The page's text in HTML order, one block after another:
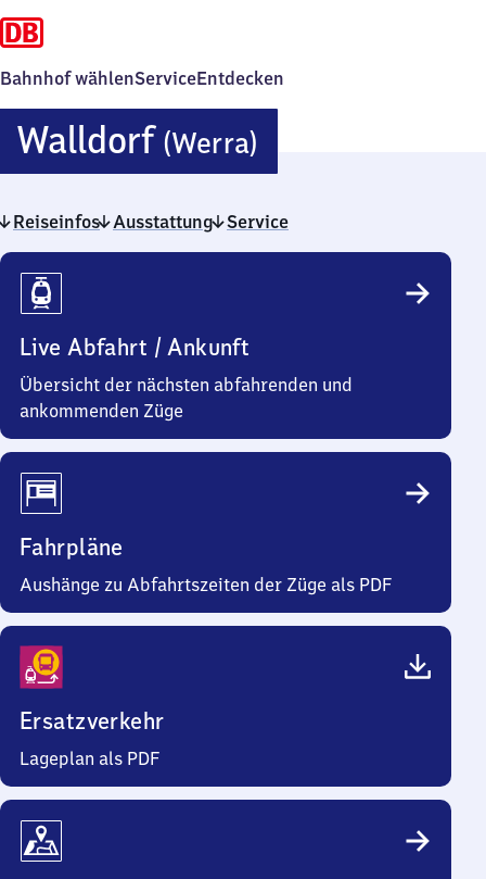
Bahnhof wählenServiceEntdecken
Walldorf (Werra)
(Werra)
Reiseinfos Ausstattung Service
Reiseinfos
Live Abfahrt / Ankunft
Übersicht der nächsten abfahrenden und
ankommenden Züge
Fahrpläne
Aushänge zu Abfahrtszeiten der Züge als PDF
Ersatzverkehr
Lageplan als PDF